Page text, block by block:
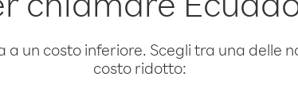
un costo inferiore. Scegli tra una delle
costo ridotto: